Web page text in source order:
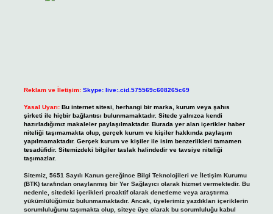
Reklam ve İletişim: Skype: live:.cid.575569c608265c69
Yasal Uyarı: Bu internet sitesi, herhangi bir marka, kurum veya şahıs
şirketi ile hiçbir bağlantısı bulunmamaktadır. Sitede yalnızca kendi
hazırladığımız makaleler paylaşılmaktadır. Burada yer alan içerikler haber
niteliği taşımamakta olup, gerçek kurum ve kişiler hakkında paylaşım
yapılmamaktadır. Gerçek kurum ve kişiler ile isim benzerlikleri tamamen
tesadüfidir. Sitemizdeki bilgiler taslak halindedir ve tavsiye niteliği
taşımazlar.
Sitemiz, 5651 Sayılı Kanun gereğince Bilgi Teknolojileri ve İletişim Kurumu
(BTK) tarafından onaylanmış bir Yer Sağlayıcı olarak hizmet vermektedir. Bu
nedenle, sitedeki içerikleri proaktif olarak denetleme veya araştırma
yükümlülüğümüz bulunmamaktadır. Ancak, üyelerimiz yazdıkları içeriklerin
sorumluluğunu taşımakta olup, siteye üye olarak bu sorumluluğu kabul